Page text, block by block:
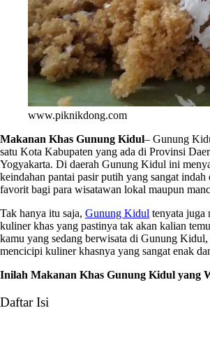
www.piknikdong.com
Makanan Khas Gunung Kidul– Gunung
satu Kota Kabupaten yang ada di Provinsi
Yogyakarta. Di daerah Gunung Kidul ini
keindahan pantai pasir putih yang sangat indah
favorit bagi para wisatawan lokal maupun
Tak hanya itu saja, Gunung Kidul tenyata juga
kuliner khas yang pastinya tak akan kalian
kamu yang sedang berwisata di Gunung
mencicipi kuliner khasnya yang sangat enak
Inilah Makanan Khas Gunung Kidul yang
Daftar Isi